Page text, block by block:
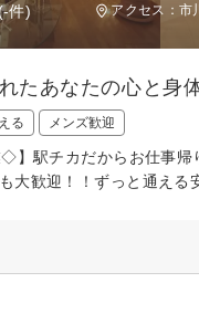
件) アクセス：市
たあなたの心と身
る メンズ歓迎
◇】駅チカだからお仕事
大歓迎！！ずっと通える